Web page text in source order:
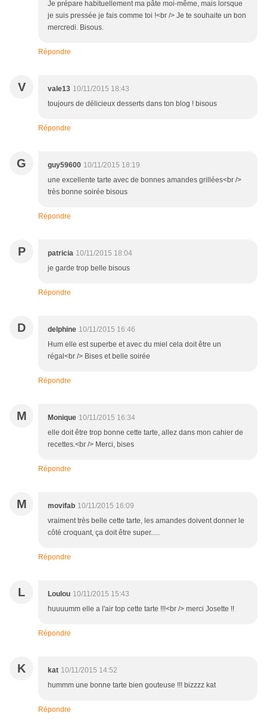
Je prépare habituellement ma pâte moi-même, mais lorsque
je suis pressée je fais comme toi !<br /> Je te souhaite un bon
mercredi. Bisous.
Répondre
V vale13 10/11/2015 18:43
toujours de délicieux desserts dans ton blog ! bisous
Répondre
G guy59600 10/11/2015 18:19
une excellente tarte avec de bonnes amandes grillées<br />
très bonne soirée bisous
Répondre
P patricia 10/11/2015 18:04
je garde trop belle bisous
Répondre
D delphine 10/11/2015 16:46
Hum elle est superbe et avec du miel cela doit être un
régal<br /> Bises et belle soirée
Répondre
M Monique 10/11/2015 16:34
elle doit être trop bonne cette tarte, allez dans mon cahier de
recettes.<br /> Merci, bises
Répondre
M movifab 10/11/2015 16:09
vraiment très belle cette tarte, les amandes doivent donner le
côté croquant, ça doit être super.....
Répondre
L Loulou 10/11/2015 15:43
huuuumm elle a l'air top cette tarte !!!<br /> merci Josette !!
Répondre
K kat 10/11/2015 14:52
hummm une bonne tarte bien gouteuse !!! bizzzz kat
Répondre